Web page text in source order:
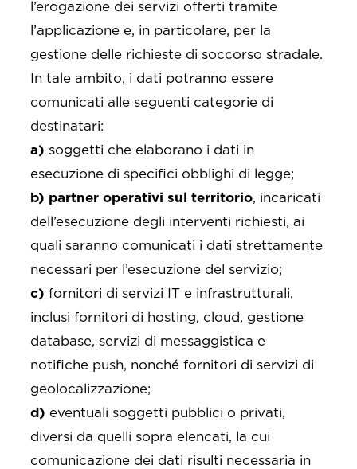
l’erogazione dei servizi offerti tramite
l’applicazione e, in particolare, per la
gestione delle richieste di soccorso stradale.
In tale ambito, i dati potranno essere
comunicati alle seguenti categorie di
destinatari:
a) soggetti che elaborano i dati in
esecuzione di specifici obblighi di legge;
b) partner operativi sul territorio, incaricati
dell’esecuzione degli interventi richiesti, ai
quali saranno comunicati i dati strettamente
necessari per l’esecuzione del servizio;
c) fornitori di servizi IT e infrastrutturali,
inclusi fornitori di hosting, cloud, gestione
database, servizi di messaggistica e
notifiche push, nonché fornitori di servizi di
geolocalizzazione;
d) eventuali soggetti pubblici o privati,
diversi da quelli sopra elencati, la cui
comunicazione dei dati risulti necessaria in